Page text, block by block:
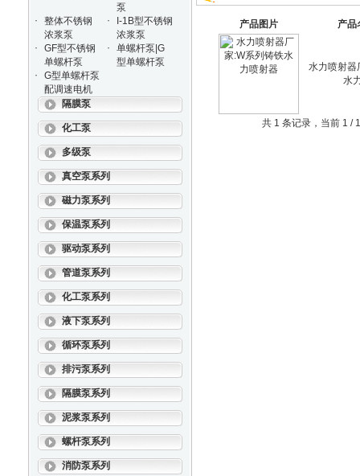
泵
·
整体不锈钢
浓浆泵
·
I-1B型不锈钢
浓浆泵
·
GF型不锈钢
单螺杆泵
·
单螺杆泵|G
型单螺杆泵
·
G型单螺杆泵
配调速电机
隔膜泵
化工泵
多级泵
真空泵系列
磁力泵系列
保温泵系列
驱动泵系列
管道泵系列
化工泵系列
液下泵系列
循环泵系列
排污泵系列
隔膜泵系列
泥浆泵系列
螺杆泵系列
消防泵系列
产品图片 产品
水力喷射器
水
共 1 条记录，当前 1